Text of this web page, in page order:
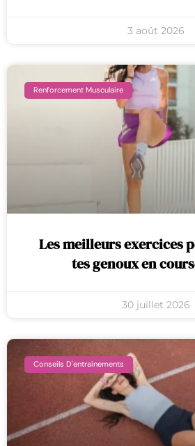
3 août 2026
Renforcement Musculaire
Les meilleurs exercices
tes genoux en
30 juillet 2026
Conseils D'entrainements